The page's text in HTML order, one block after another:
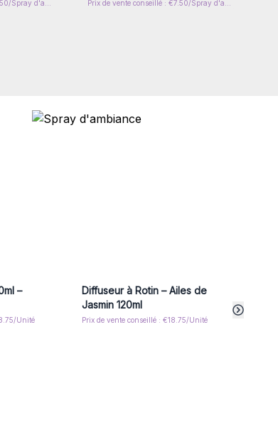
–
Unité
Diffuseur à Rotin – Ailes de
Jasmin 120ml
Prix de vente conseillé : €18.75/Unité